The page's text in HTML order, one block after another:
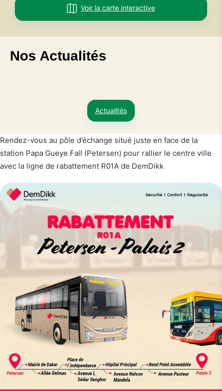
Voir la carte interactive
Nos Actualités
Actualités
Rendez-vous au pôle d’échange situé juste en face de la
station Papa Gueye Fall (Petersen) pour rallier le centre ville
avec la ligne de rabattement R01A de DemDikk